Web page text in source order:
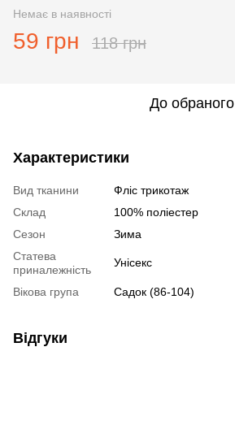
Немає в наявності
59 грн 118 грн
До обраного
Характеристики
Вид тканини
Фліс трикотаж
Склад
100% поліестер
Сезон
Зима
Статева
приналежність
Унісекс
Вікова група Садок (86-104)
Відгуки